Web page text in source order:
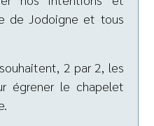
de Jodoigne et tous
2 par 2, les
égrener le chapelet